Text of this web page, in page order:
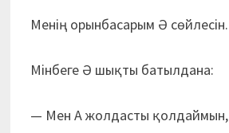
Менің орынбасарым Ә сөйлесін.
Мінбеге Ә шықты батылдана:
— Мен А жолдасты қолдаймын,